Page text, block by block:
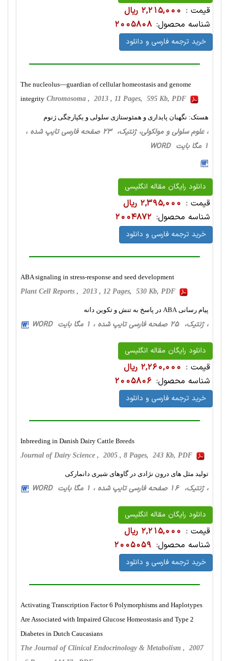
قیمت : 2,215,000 ریال
شناسه محصول: 2005808
خرید ترجمه فارسی و دانلود
The nucleolus—guardian of cellular homeostasis and genome
integrity Chromosoma , 2013 , 11 Pages, 595 Kb, PDF
هستک: نگهبان پایداری و همئوستازی سلولی و یکپارچگی ژنوم
، علوم سلولی و مولکولی، ژنتیک، 23 صفحه فارسی تایپ شده ،
1 مگا بایت WORD
دانلود رایگان مقاله انگلیسی
قیمت : 2,395,000 ریال
شناسه محصول: 2004872
خرید ترجمه فارسی و دانلود
ABA signaling in stress-response and seed development
Plant Cell Reports , 2013 , 12 Pages, 530 Kb, PDF
پیام رسانی ABA در پاسخ به تنش و تکوین دانه
، ژنتیک، 25 صفحه فارسی تایپ شده ، 1 مگا بایت WORD
دانلود رایگان مقاله انگلیسی
قیمت : 2,260,000 ریال
شناسه محصول: 2005806
خرید ترجمه فارسی و دانلود
Inbreeding in Danish Dairy Cattle Breeds
Journal of Dairy Science , 2005 , 8 Pages, 243 Kb, PDF
تولید مثل های درون نژادی در گاوهای شیری دانمارکی
، ژنتیک، 16 صفحه فارسی تایپ شده ، 1 مگا بایت WORD
دانلود رایگان مقاله انگلیسی
قیمت : 2,215,000 ریال
شناسه محصول: 2005059
خرید ترجمه فارسی و دانلود
Activating Transcription Factor 6 Polymorphisms and Haplotypes
Are Associated with Impaired Glucose Homeostasis and Type 2
Diabetes in Dutch Caucasians
The Journal of Clinical Endocrinology & Metabolism , 2007